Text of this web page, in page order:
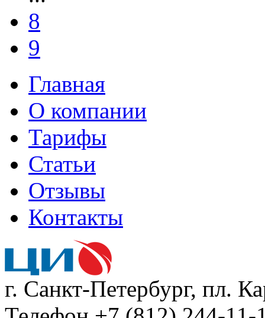
8
9
Главная
О компании
Тарифы
Статьи
Отзывы
Контакты
г. Санкт-Петербург, пл.